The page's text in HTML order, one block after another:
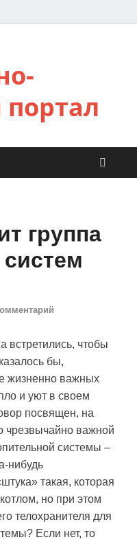
группа
встретились, чтобы
бы,
жизненно важных
и уют в своем
посвящен, на
чрезвычайно важной
системы –
нибудь
такая, которая
но при этом
телохранителя для
Если нет, то